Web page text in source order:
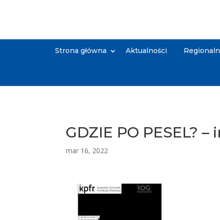
Strona główna Aktualności
GDZIE PO PESEL?
mar 16, 2022